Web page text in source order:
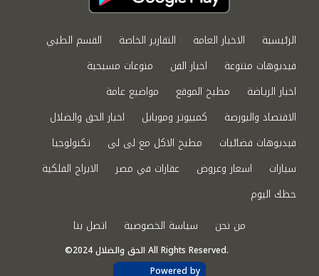
الرئيسية الاخبار العامة التقارير الخاصة
القسم الطبي
فيديوهات متنوعة
اخبار الفن
منوعات مسيحية
اخبار الرياضة
مطبخ الموقع
مواضيع عامة
الاقتصاد والبورصة
كمبيوتر وموبايل
اخبار الحق والضلال
فيديوهات فضائيات
مطبخ الاكل مع لى لى
تكنولوجيا
سيارات
اسعار وعروض عقارات في مصر
الابراج الفلكية
حظك اليوم
من نحن
سياسة الخصوصية اتصل بنا
©2024 الحق والضلال All Rights Reserved.
Powered by